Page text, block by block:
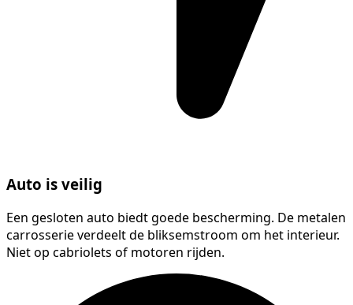
Auto is veilig
Een gesloten auto biedt goede bescherming. De metalen
carrosserie verdeelt de bliksemstroom om het interieur.
Niet op cabriolets of motoren rijden.